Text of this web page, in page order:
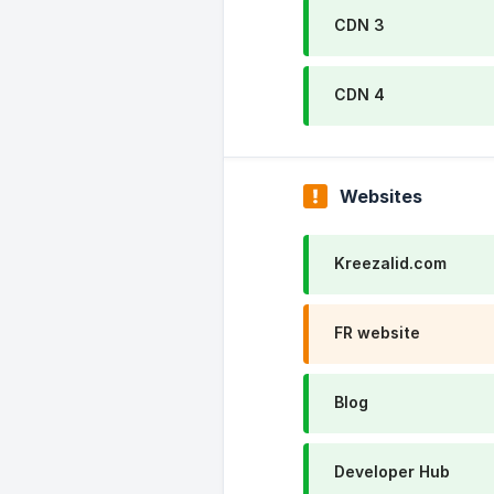
CDN 3
CDN 4
Websites
Kreezalid.com
FR website
Blog
Developer Hub